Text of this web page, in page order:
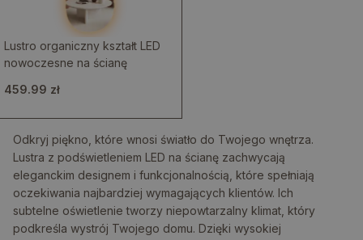
Lustro organiczny kształt LED
nowoczesne na ścianę
459.99 zł
Odkryj piękno, które wnosi światło do Twojego wnętrza.
Lustra z podświetleniem LED na ścianę zachwycają
eleganckim designem i funkcjonalnością, które spełniają
oczekiwania najbardziej wymagających klientów. Ich
subtelne oświetlenie tworzy niepowtarzalny klimat, który
podkreśla wystrój Twojego domu. Dzięki wysokiej